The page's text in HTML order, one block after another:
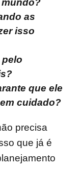
mundo?
as
isso
que ele
cuidado?
precisa
que já é